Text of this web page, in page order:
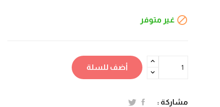
 غير متوفر
أضف للسلة
مشاركة :